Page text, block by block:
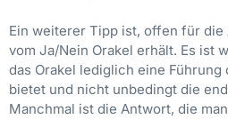
Ein weiterer Tipp ist, offen für die
vom Ja/Nein Orakel erhält. Es ist
das Orakel lediglich eine
bietet und nicht unbedingt die
Manchmal ist die Antwort, die